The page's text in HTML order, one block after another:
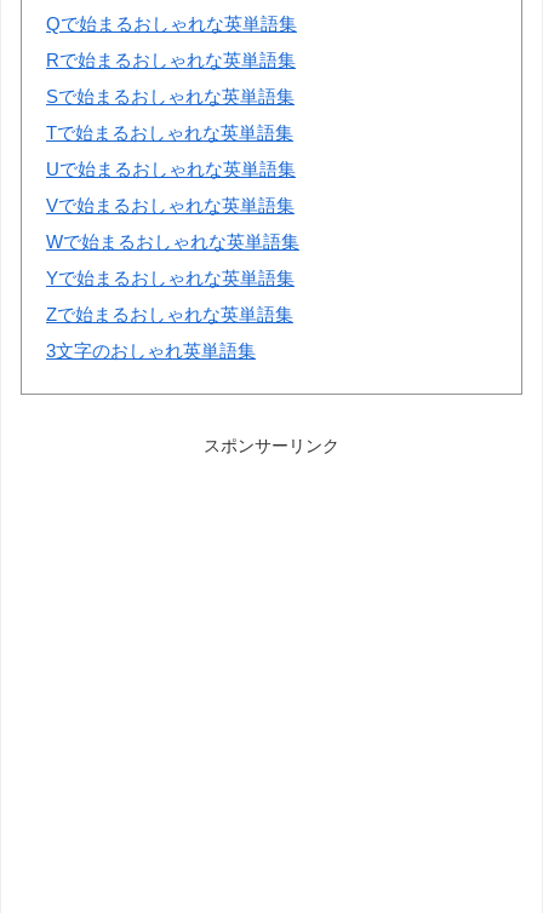
Qで始まるおしゃれな英単語集
Rで始まるおしゃれな英単語集
Sで始まるおしゃれな英単語集
Tで始まるおしゃれな英単語集
Uで始まるおしゃれな英単語集
Vで始まるおしゃれな英単語集
Wで始まるおしゃれな英単語集
Yで始まるおしゃれな英単語集
Zで始まるおしゃれな英単語集
3文字のおしゃれ英単語集
スポンサーリンク